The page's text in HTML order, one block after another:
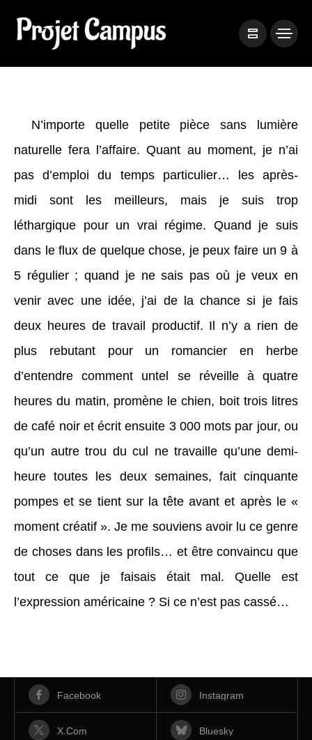
N’importe quelle petite pièce sans lumière
naturelle fera l’affaire. Quant au moment, je n’ai
pas d’emploi du temps particulier…
les après-
midi sont les meilleurs, mais je suis trop
léthargique pour un vrai régime. Quand je suis
dans le flux de quelque chose, je peux faire un 9 à
5 régulier; quand je ne sais pas où je veux en
venir avec une idée, j’ai de la chance si je fais
deux heures de travail productif. Il n’y a rien de
plus rebutant pour un romancier en herbe
d’entendre comment untel se réveille à quatre
heures du matin, promène le chien, boit trois litres
de café noir et écrit ensuite 3 000 mots par jour, ou
qu’un autre trou du cul ne travaille qu’une demi-
heure toutes les deux semaines, fait cinquante
pompes et se tient sur la tête avant et après le «
moment créatif ». Je me souviens avoir lu ce genre
de choses dans les profils… et être convaincu que
tout ce que je faisais était mal. Quelle est
l’expression américaine ? Si ce n’est pas cassé…
Facebook Instagram
X.com Bluesky